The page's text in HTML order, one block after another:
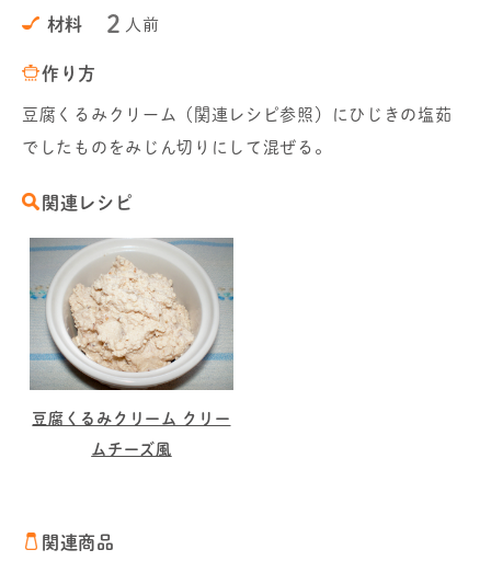
材料 2 人前
作り方
豆腐くるみクリーム（関連レシピ参照）にひじきの塩茹
でしたものをみじん切りにして混ぜる。
関連レシピ
豆腐くるみクリーム クリー
ムチーズ風
関連商品